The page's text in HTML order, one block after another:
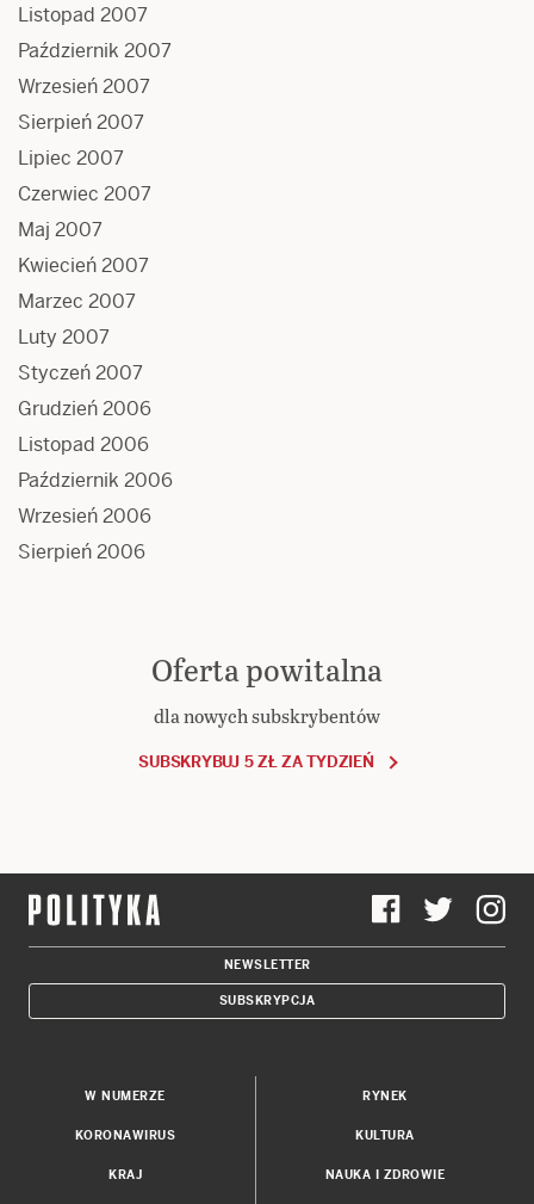
Listopad 2007
Październik 2007
Wrzesień 2007
Sierpień 2007
Lipiec 2007
Czerwiec 2007
Maj 2007
Kwiecień 2007
Marzec 2007
Luty 2007
Styczeń 2007
Grudzień 2006
Listopad 2006
Październik 2006
Wrzesień 2006
Sierpień 2006
Oferta powitalna
dla nowych subskrybentów
SUBSKRYBUJ 5 ZŁ ZA TYDZIEŃ
NEWSLETTER
SUBSKRYPCJA
W NUMERZE
KORONAWIRUS
KRAJ
RYNEK
KULTURA
NAUKA I ZDROWIE